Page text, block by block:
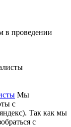
в проведении
Мы
с
Так как мы
с